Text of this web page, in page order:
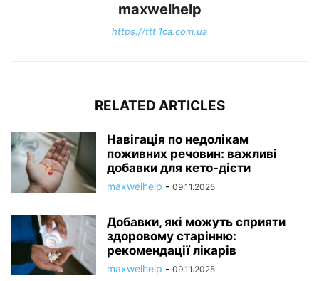
maxwelhelp
https://ttt.1ca.com.ua
RELATED ARTICLES
Навігація по недолікам
поживних речовин: важливі
добавки для кето-дієти
maxwelhelp - 09.11.2025
Добавки, які можуть сприяти
здоровому старінню:
рекомендації лікарів
maxwelhelp - 09.11.2025